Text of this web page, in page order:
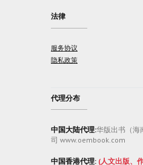
法律
服务协议
隐私政策
代理分布
中国大陆代理:华版出书（海
司 www.oembook.com
中国香港代理: (人文出版、